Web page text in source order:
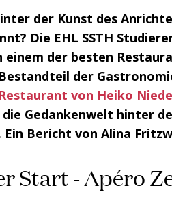
der Kunst des
Die EHL SSTH
der besten
der
von Heiko
Gedankenwelt hinter
Ein Bericht von Alina
Start - Apéro